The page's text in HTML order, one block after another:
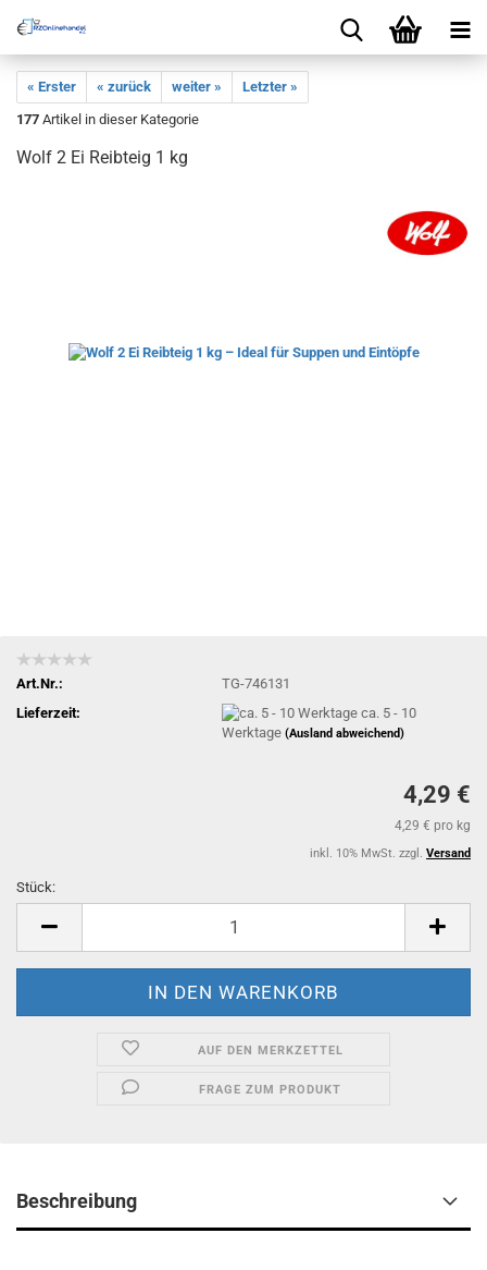
« Erster « zurück weiter »
Letzter »
177 Artikel in dieser Kategorie
Wolf 2 Ei Reibteig 1 kg
Art.Nr.:
TG-746131
Lieferzeit:
ca. 5 - 10
Werktage(Ausland abweichend)
4,29 €
4,29 € pro kg
inkl. 10% MwSt. zzgl. Versand
Stück:
AUF DEN MERKZETTEL
FRAGE ZUM PRODUKT
Beschreibung